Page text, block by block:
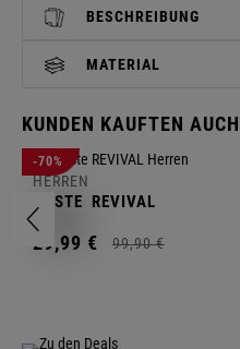
BESCHREIBUNG
MATERIAL
KUNDEN KAUFTEN AUCH
-70%
HERREN
WESTE REVIVAL
29,99 € 99,90 €